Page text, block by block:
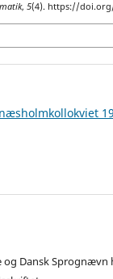
, 5(4). https://
Dansk Sprognævn